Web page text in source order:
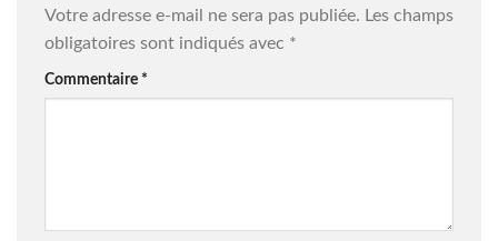
Votre adresse e-mail ne sera pas publiée. Les champs
obligatoires sont indiqués avec *
Commentaire *